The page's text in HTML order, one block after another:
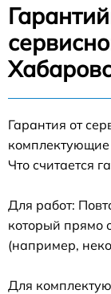
Гарантия от
Что считается
Для работ:
который прямо
(например,
Для